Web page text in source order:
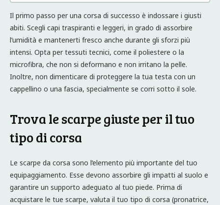
Il primo passo per una corsa di successo è indossare i giusti
abiti. Scegli capi traspiranti e leggeri, in grado di assorbire
l’umidità e mantenerti fresco anche durante gli sforzi più
intensi. Opta per tessuti tecnici, come il poliestere o la
microfibra, che non si deformano e non irritano la pelle.
Inoltre, non dimenticare di proteggere la tua testa con un
cappellino o una fascia, specialmente se corri sotto il sole.
Trova le scarpe giuste per il tuo
tipo di corsa
Le scarpe da corsa sono l’elemento più importante del tuo
equipaggiamento. Esse devono assorbire gli impatti al suolo e
garantire un supporto adeguato al tuo piede. Prima di
acquistare le tue scarpe, valuta il tuo tipo di corsa (pronatrice,